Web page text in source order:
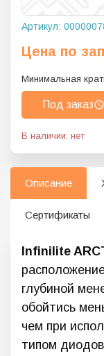
Артикул:
Цена по
Минимальная
Под заказ
В наличии: нет
Описание
Сертификаты
Infinilite
глубиной
обойтись
чем при
типом